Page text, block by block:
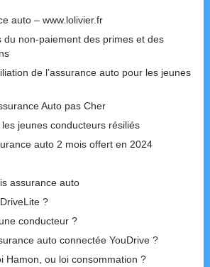
auto – www.lolivier.fr
du non-paiement des primes et des
de l’assurance auto pour les jeunes
Auto pas Cher
jeunes conducteurs résiliés
auto 2 mois offert en 2024
assurance auto
?
conducteur ?
auto connectée YouDrive ?
Hamon, ou loi consommation ?